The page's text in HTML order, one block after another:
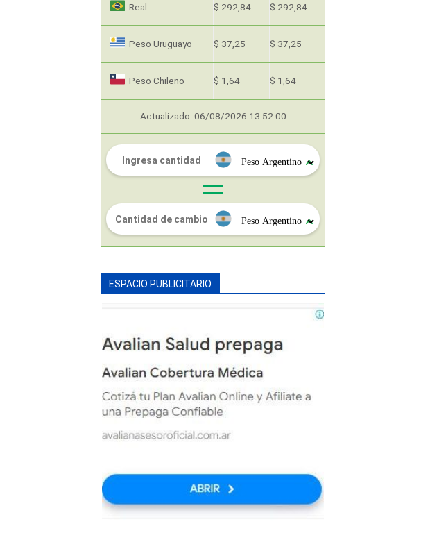
Real $ 292,84 $ 292,84
Peso Uruguayo $ 37,25 $ 37,25
Peso Chileno $ 1,64 $ 1,64
Actualizado: 06/08/2026 13:52:00
ESPACIO PUBLICITARIO